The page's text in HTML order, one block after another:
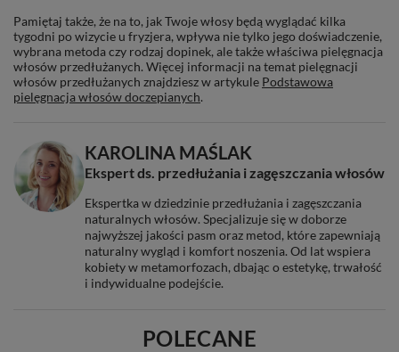
Pamiętaj także, że na to, jak Twoje włosy będą wyglądać kilka
tygodni po wizycie u fryzjera, wpływa nie tylko jego doświadczenie,
wybrana metoda czy rodzaj dopinek, ale także właściwa pielęgnacja
włosów przedłużanych. Więcej informacji na temat pielęgnacji
włosów przedłużanych znajdziesz w artykule Podstawowa
pielęgnacja włosów doczepianych.
KAROLINA MAŚLAK
Ekspert ds. przedłużania i zagęszczania włosów
Ekspertka w dziedzinie przedłużania i zagęszczania
naturalnych włosów. Specjalizuje się w doborze
najwyższej jakości pasm oraz metod, które zapewniają
naturalny wygląd i komfort noszenia. Od lat wspiera
kobiety w metamorfozach, dbając o estetykę, trwałość
i indywidualne podejście.
POLECANE